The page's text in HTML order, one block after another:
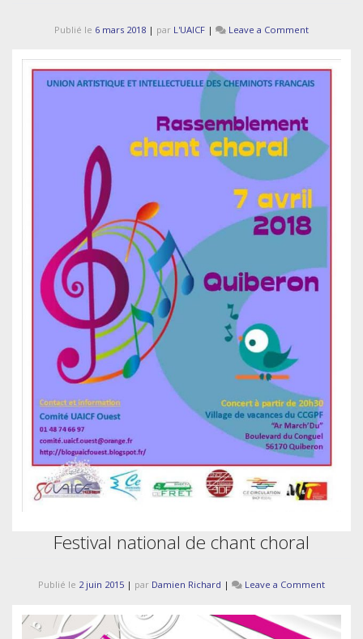
Publié le 6 mars 2018 | par L'UAICF | Leave a Commenton
et
dimanche
2018
:
annuel
de
à
Quiberon
Festival national de chant choral
Publié le 2 juin 2015 | par Damien Richard | Leave a Commenton
de